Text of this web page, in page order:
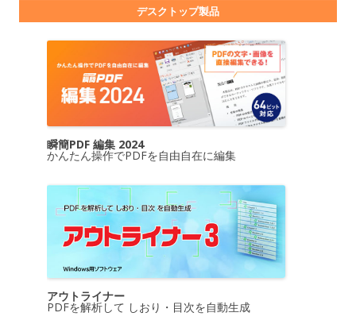
デスクトップ製品
瞬簡PDF 編集 2024
かんたん操作でPDFを自由自在に編集
アウトライナー
PDFを解析して しおり・目次を自動生成